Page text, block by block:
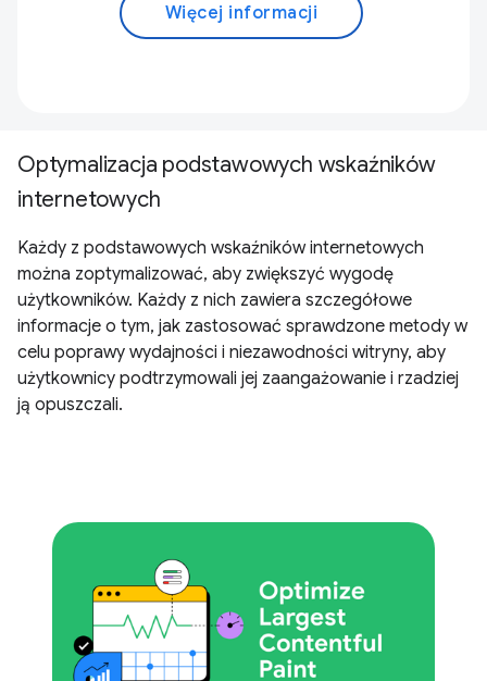
Więcej informacji
Optymalizacja podstawowych wskaźników
internetowych
Każdy z podstawowych wskaźników internetowych
można zoptymalizować, aby zwiększyć wygodę
użytkowników. Każdy z nich zawiera szczegółowe
informacje o tym, jak zastosować sprawdzone metody w
celu poprawy wydajności i niezawodności witryny, aby
użytkownicy podtrzymowali jej zaangażowanie i rzadziej
ją opuszczali.